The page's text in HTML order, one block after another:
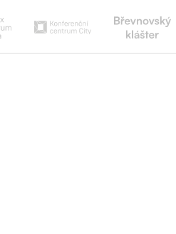
Cubex
centrum
Konferenční
centrum
city